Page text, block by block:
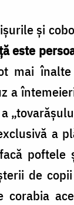
și
este
mai
a
a
poftele
de
corabia